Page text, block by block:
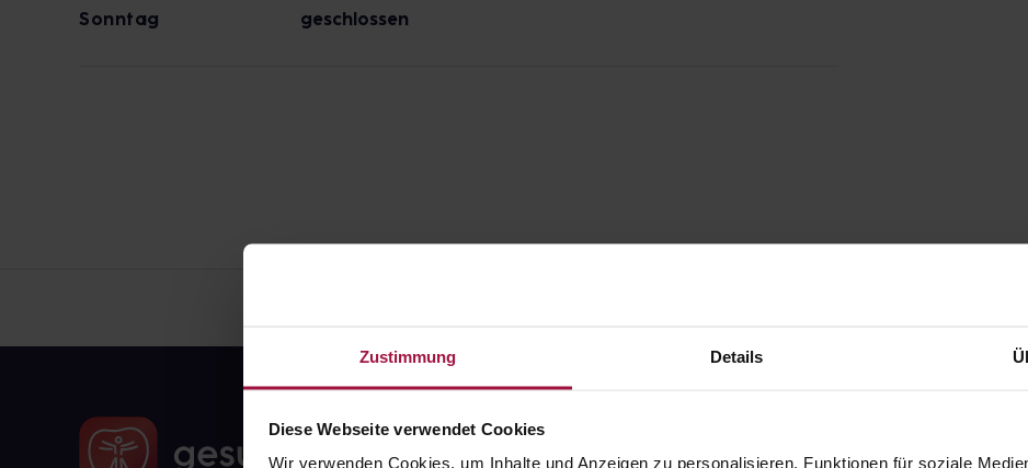
Zustimmung Details
Diese Webseite verwendet Cookies
Wir verwenden Cookies, um Inhalte und Anzeigen zu personalisieren, Funktionen für soziale
Sonntag
geschlossen